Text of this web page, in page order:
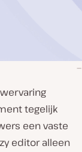
tegelijk
een vaste
editor alleen